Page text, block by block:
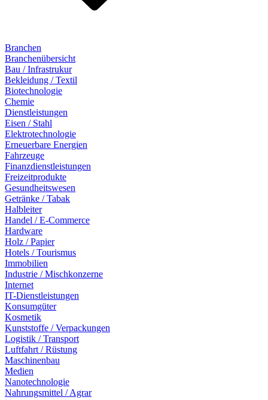
Branchen
Branchenübersicht
Bau / Infrastrukur
Bekleidung / Textil
Biotechnologie
Chemie
Dienstleistungen
Eisen / Stahl
Elektrotechnologie
Erneuerbare Energien
Fahrzeuge
Finanzdienstleistungen
Freizeitprodukte
Gesundheitswesen
Getränke / Tabak
Halbleiter
Handel / E-Commerce
Hardware
Holz / Papier
Hotels / Tourismus
Immobilien
Industrie / Mischkonzerne
Internet
IT-Dienstleistungen
Konsumgüter
Kosmetik
Kunststoffe / Verpackungen
Logistik / Transport
Luftfahrt / Rüstung
Maschinenbau
Medien
Nanotechnologie
Nahrungsmittel / Agrar